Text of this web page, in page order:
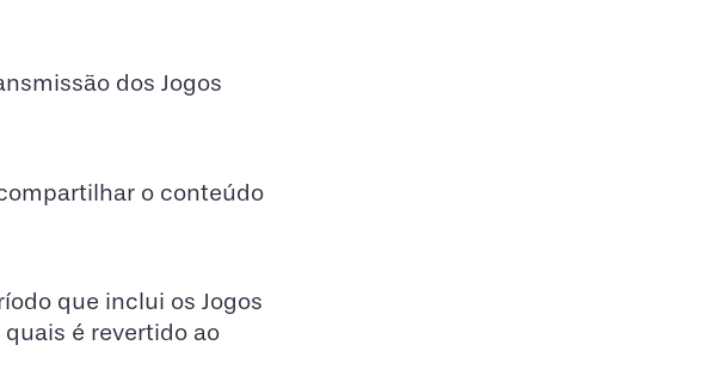
dos Jogos
o conteúdo
que inclui os Jogos
é revertido ao